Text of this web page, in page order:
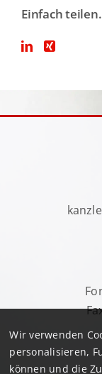
Einfach
Wir verwenden
personalisieren,
können und die